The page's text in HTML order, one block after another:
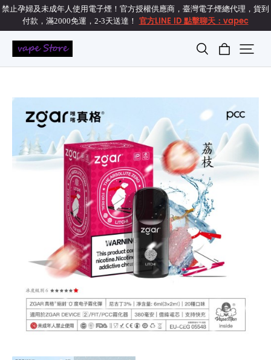
禁止孕婦及未成年人使用電子煙！官方授權供應商，臺灣電子煙總代理，貨到
付款，滿2000免運，2-3天送達！ 官方LINE ID 點擊聊天：vapec